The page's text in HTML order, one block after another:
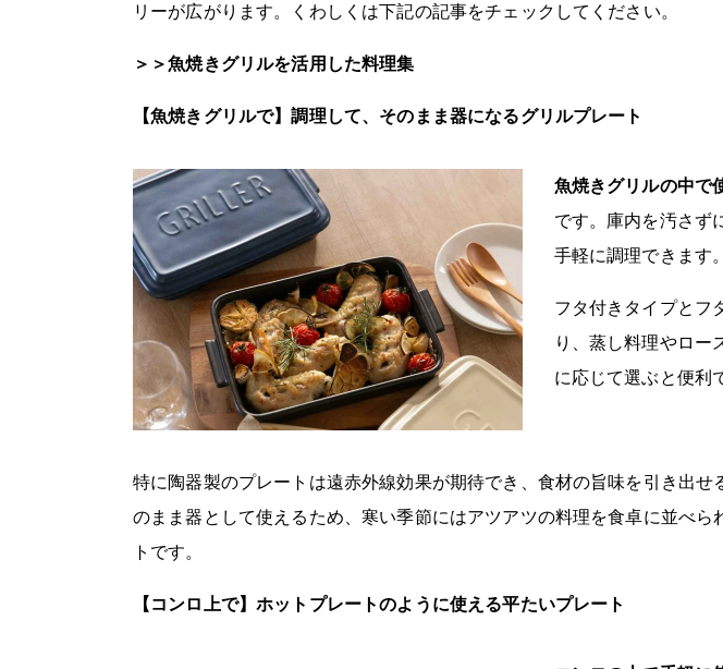
リーが広がります。くわしくは下記の記事をチェックしてください。
＞＞魚焼きグリルを活用した料理集
【魚焼きグリルで】調理して、そのまま器になるグリルプレート
魚焼きグリルの中で
です。庫内を汚さず
手軽に調理できます。
フタ付きタイプとフ
り、蒸し料理やロー
に応じて選ぶと便利
特に陶器製のプレートは遠赤外線効果が期待でき、食材の旨味を引き出せ
のまま器として使えるため、寒い季節にはアツアツの料理を食卓に並べら
トです。
【コンロ上で】ホットプレートのように使える平たいプレート